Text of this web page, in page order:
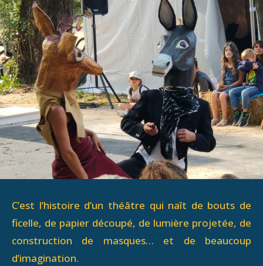
C’est l’histoire d’un théâtre qui naît de bouts de
ficelle, de papier découpé, de lumière projetée, de
construction de masques… et de beaucoup
d’imagination.